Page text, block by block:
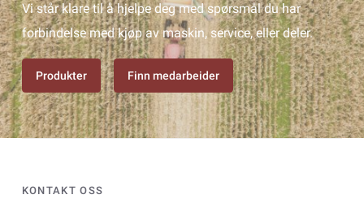
Vi står klare til å hjelpe deg med spørsmål du har
forbindelse med kjøp av maskin, service, eller deler.
Produkter Finn medarbeider
KONTAKT OSS